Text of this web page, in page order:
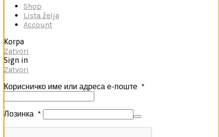
Shop
Lista želja
Account
Korpa
Zatvori
Sign in
Zatvori
Корисничко име или адреса е-поште *
Лозинка *